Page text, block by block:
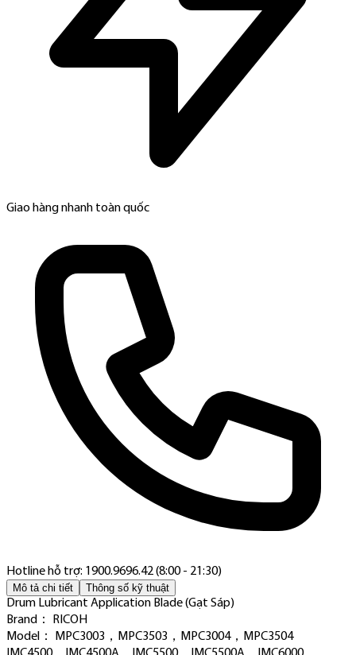
Giao hàng nhanh toàn quốc
Hotline hỗ trợ: 1900.9696.42 (8:00 - 21:30)
Mô tả chi tiết Thông số kỹ thuật
Drum Lubricant Application Blade (Gạt Sáp)
Brand： RICOH
Model： MPC3003，MPC3503，MPC3004，MPC3504